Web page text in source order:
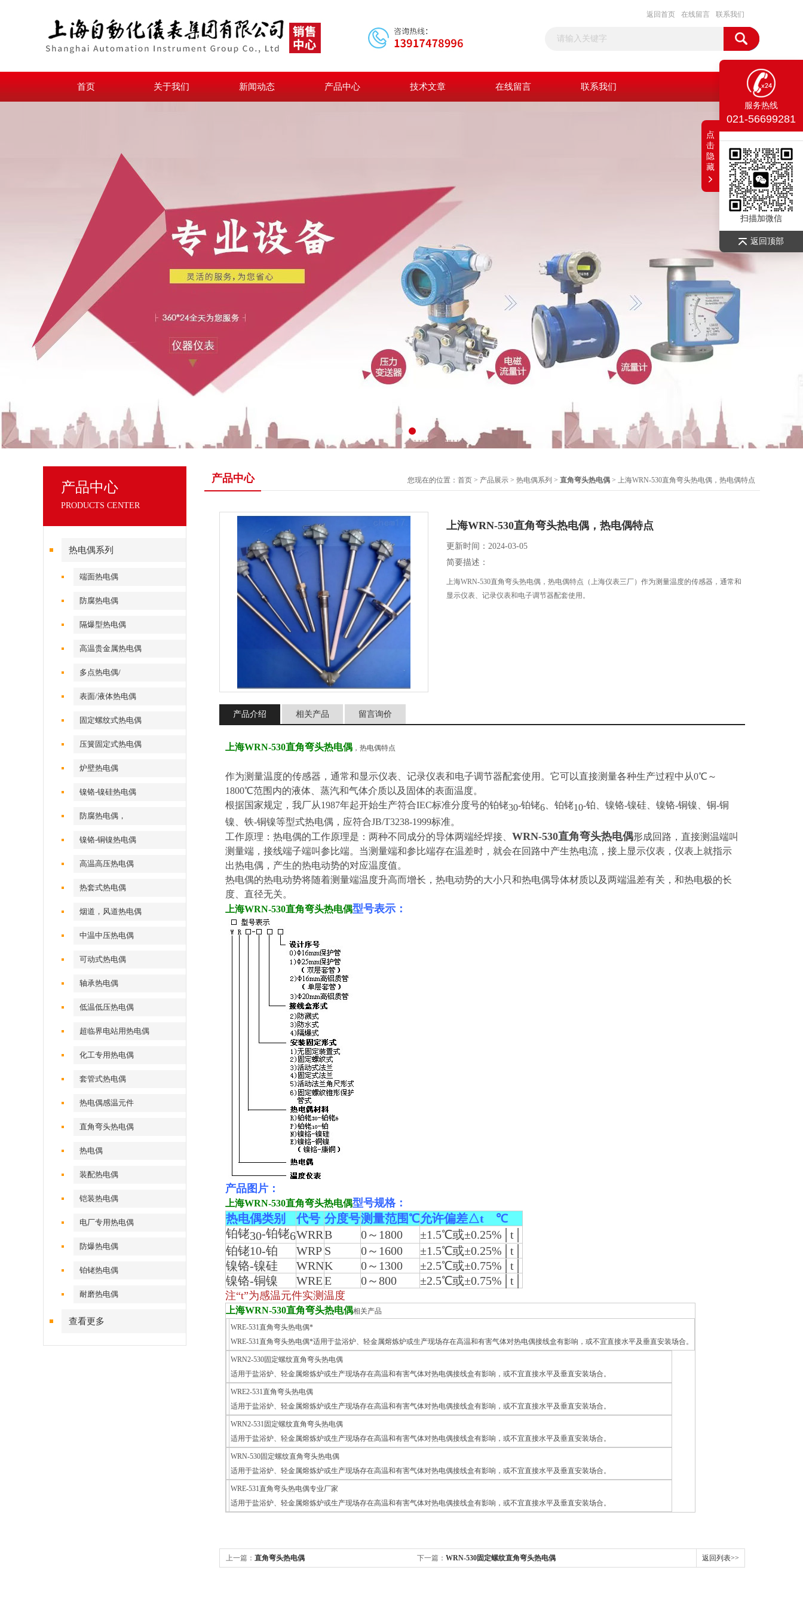
返回首页 在线留言 联系我们
首页 关于我们 新闻动态 产品中心 技术文章 在线留言 联系我们
产品中心
PRODUCTS CENTER
热电偶系列
端面热电偶
防腐热电偶
隔爆型热电偶
高温贵金属热电偶
多点热电偶/
表面/液体热电偶
固定螺纹式热电偶
压簧固定式热电偶
炉壁热电偶
镍铬-镍硅热电偶
防腐热电偶，
镍铬-铜镍热电偶
高温高压热电偶
热套式热电偶
烟道，风道热电偶
中温中压热电偶
可动式热电偶
轴承热电偶
低温低压热电偶
超临界电站用热电偶
化工专用热电偶
套管式热电偶
热电偶感温元件
直角弯头热电偶
热电偶
装配热电偶
铠装热电偶
电厂专用热电偶
防爆热电偶
铂铑热电偶
耐磨热电偶
查看更多
产品中心 您现在的位置： 首页 > 产品展示 > 热电偶系列 > 直角弯头热电偶 > 上海WRN-530直角弯头热电偶，热电偶特点
上海WRN-530直角弯头热电偶，热电偶特点
更新时间：2024-03-05
简要描述：
上海WRN-530直角弯头热电偶，热电偶特点（上海仪表三厂）作为测量温度的传感器，通常和
显示仪表、记录仪表和电子调节器配套使用。
产品介绍 相关产品 留言询价
上海WRN-530直角弯头热电偶 ，热电偶特点
作为测量温度的传感器，通常和显示仪表、记录仪表和电子调节器配套使用。它可以直接测量各种生产过程中从0℃～
1800℃范围内的液体、蒸汽和气体介质以及固体的表面温度。
根据国家规定，我厂从1987年起开始生产符合IEC标准分度号的铂铑30-铂铑6 、铂铑10-铂、镍铬-镍硅、镍铬-铜镍、铜-铜
镍、铁-铜镍等型式热电偶，应符合JB/T3238-1999标准。
工作原理：热电偶的工作原理是：两种不同成分的导体两端经焊接、 WRN-530直角弯头热电偶形成回路，直接测温端叫
测量端，接线端子端叫参比端。当测量端和参比端存在温差时，就会在回路中产生热电流，接上显示仪表，仪表上就指示
出热电偶，产生的热电动势的对应温度值。
热电偶的热电动势将随着测量端温度升高而增长，热电动势的大小只和热电偶导体材质以及两端温差有关，和热电极的长
度、直径无关。
上海WRN-530直角弯头热电偶型号表示：
产品图片：
上海WRN-530直角弯头热电偶型号规格：
热电偶类别 代号 分度号测量范围℃允许偏差△t ℃
铂铑30-铂铑6WRRB 0～1800
±1.5℃或±0.25%│t│
铂铑10-铂
WRP S 0～1600
±1.5℃或±0.25%│t│
镍铬-镍硅
WRNK 0～1300
±2.5℃或±0.75%│t│
镍铬-铜镍
WREE 0～800 ±2.5℃或±0.75%│t│
注“t”为感温元件实测温度
上海WRN-530直角弯头热电偶相关产品
WRE-531直角弯头热电偶*
WRE-531直角弯头热电偶*适用于盐浴炉、轻金属熔炼炉或生产现场存在高温和有害气体对热电偶接线盒有影响，或不宜直接水平及垂直安装场合。
WRN2-530固定螺纹直角弯头热电偶
适用于盐浴炉、轻金属熔炼炉或生产现场存在高温和有害气体对热电偶接线盒有影响，或不宜直接水平及垂直安装场合。
WRE2-531直角弯头热电偶
适用于盐浴炉、轻金属熔炼炉或生产现场存在高温和有害气体对热电偶接线盒有影响，或不宜直接水平及垂直安装场合。
WRN2-531固定螺纹直角弯头热电偶
适用于盐浴炉、轻金属熔炼炉或生产现场存在高温和有害气体对热电偶接线盒有影响，或不宜直接水平及垂直安装场合。
WRN-530固定螺纹直角弯头热电偶
适用于盐浴炉、轻金属熔炼炉或生产现场存在高温和有害气体对热电偶接线盒有影响，或不宜直接水平及垂直安装场合。
WRE-531直角弯头热电偶专业厂家
适用于盐浴炉、轻金属熔炼炉或生产现场存在高温和有害气体对热电偶接线盒有影响，或不宜直接水平及垂直安装场合。
上一篇： 直角弯头热电偶 下一篇： WRN-530固定螺纹直角弯头热电偶 返回列表>>
服务热线
021-56699281
扫描加微信
返回顶部
点
击
隐
藏